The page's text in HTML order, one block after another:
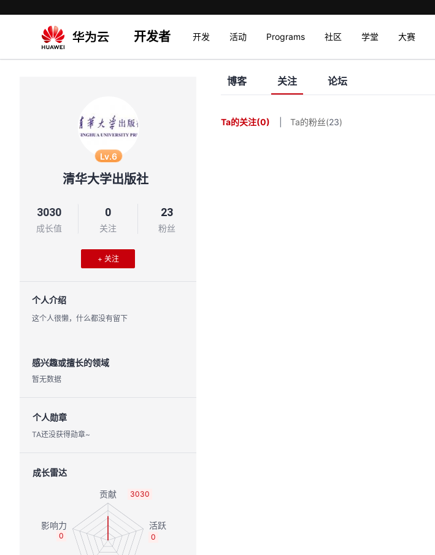
开发者 开发 活动 Programs 社区 学堂 大赛
Lv.6
清华大学出版社
3030
成长值
0
关注
23
粉丝
+ 关注
个人介绍
这个人很懒，什么都没有留下
感兴趣或擅长的领域
暂无数据
个人勋章
TA还没获得勋章~
成长雷达
3030
0
0
博客 关注 论坛
Ta的关注(0) Ta的粉丝(23)